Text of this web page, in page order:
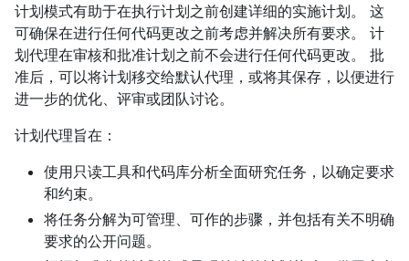
计划模式有助于在执行计划之前创建详细的实施计划。 这
可确保在进行任何代码更改之前考虑并解决所有要求。 计
划代理在审核和批准计划之前不会进行任何代码更改。 批
准后，可以将计划移交给默认代理，或将其保存，以便进行
进一步的优化、评审或团队讨论。
计划代理旨在：
使用只读工具和代码库分析全面研究任务，以确定要求
和约束。
将任务分解为可管理、可作的步骤，并包括有关不明确
要求的公开问题。